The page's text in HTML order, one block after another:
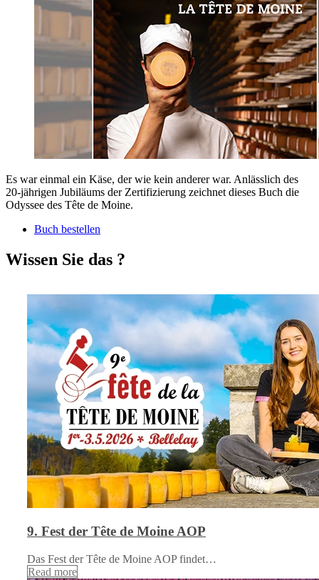
Es war einmal ein Käse, der wie kein anderer war. Anlässlich des
20-jährigen Jubiläums der Zertifizierung zeichnet dieses Buch die
Odyssee des Tête de Moine.
Buch bestellen
Wissen Sie das ?
9. Fest der Tête de Moine AOP
Das Fest der Tête de Moine AOP findet…
Read more